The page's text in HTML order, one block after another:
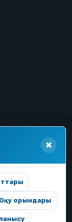
Оқу орындары